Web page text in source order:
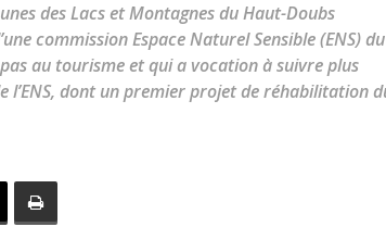
toute
des Lacs et Montagnes du Haut-Doubs
commission Espace Naturel Sensible (ENS) du
au tourisme et qui a vocation à suivre plus
dont un premier projet de réhabilitation